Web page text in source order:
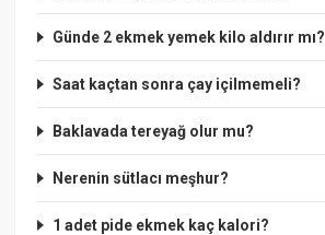
Günde 2 ekmek yemek kilo aldırır mı?
Saat kaçtan sonra çay içilmemeli?
Baklavada tereyağ olur mu?
Nerenin sütlacı meşhur?
1 adet pide ekmek kaç kalori?